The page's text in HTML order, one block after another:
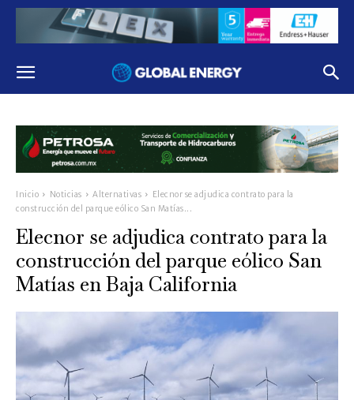
Inicio Noticias Alternativas
Elecnor se adjudica contrato para la
construcción del parque eólico San Matías...
Elecnor se adjudica contrato para la
construcción del parque eólico San
Matías en Baja California